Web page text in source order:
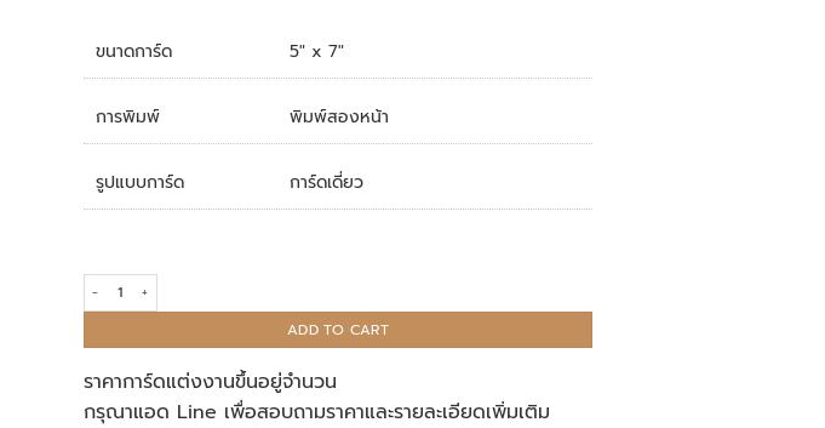
ขนาดการ์ด 5″ x 7″
การพิมพ์ พิมพ์สองหน้า
รูปแบบการ์ด การ์ดเดี่ยว
การ์ดริบบิ้น LR-002 quantity
ADD TO CART
ราคาการ์ดแต่งงานขึ้นอยู่จำนวน
กรุณาแอด Line เพื่อสอบถามราคาและรายละเอียดเพิ่มเติม